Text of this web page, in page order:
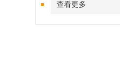
查看更多